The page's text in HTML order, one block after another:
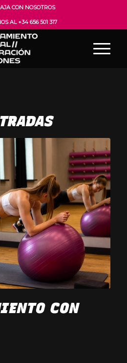
CON NOSOTROS
AL +34 656 501 317
CON